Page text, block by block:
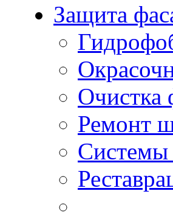
Защита
Очистка
Ремонт
Системы